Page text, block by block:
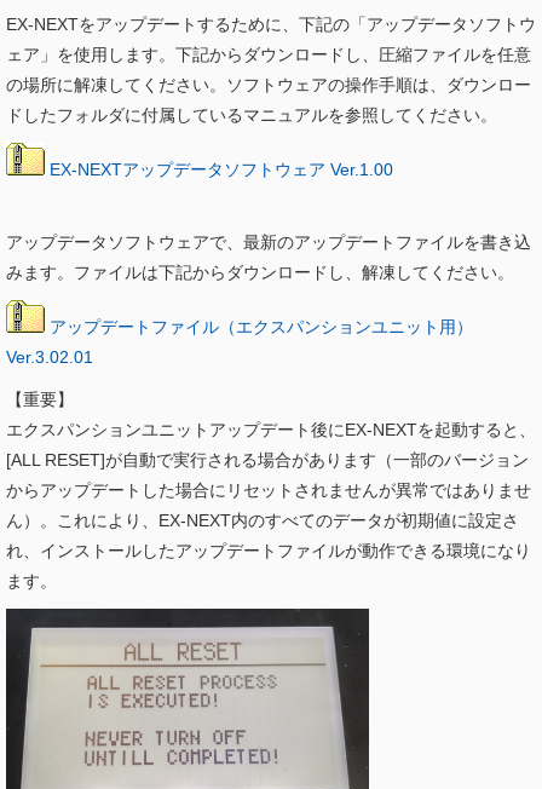
EX-NEXTをアップデートするために、下記の「アップデータソフトウ
ェア」を使用します。下記からダウンロードし、圧縮ファイルを任意
の場所に解凍してください。ソフトウェアの操作手順は、ダウンロー
ドしたフォルダに付属しているマニュアルを参照してください。
EX-NEXTアップデータソフトウェア Ver.1.00
アップデータソフトウェアで、最新のアップデートファイルを書き込
みます。ファイルは下記からダウンロードし、解凍してください。
アップデートファイル（エクスパンションユニット用）
Ver.3.02.01
【重要】
エクスパンションユニットアップデート後にEX-NEXTを起動すると、
[ALL RESET]が自動で実行される場合があります（一部のバージョン
からアップデートした場合にリセットされませんが異常ではありませ
ん）。これにより、EX-NEXT内のすべてのデータが初期値に設定さ
れ、インストールしたアップデートファイルが動作できる環境になり
ます。